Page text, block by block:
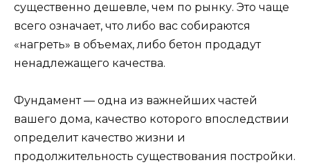
существенно дешевле, чем по рынку. Это чаще
всего означает, что либо вас собираются
«нагреть» в объемах, либо бетон продадут
ненадлежащего качества.
Фундамент — одна из важнейших частей
вашего дома, качество которого впоследствии
определит качество жизни и
продолжительность существования постройки.